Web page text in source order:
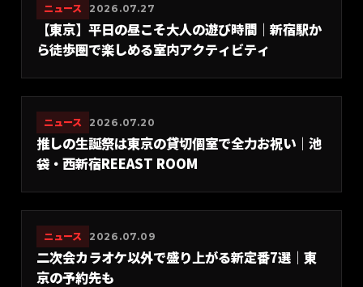
ニュース 2026.07.27
【東京】平日の昼こそ大人の遊び時間｜新宿駅か
ら徒歩圏で楽しめる室内アクティビティ
ニュース 2026.07.20
推しの生誕祭は東京の貸切個室で全力お祝い｜池
袋・西新宿REEAST ROOM
ニュース 2026.07.09
二次会カラオケ以外で盛り上がる新定番7選｜東
京の予約先も